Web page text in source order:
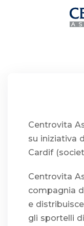
Centrovita
su iniziativa
Cardif
Centrovita
compagnia
e
gli sportelli